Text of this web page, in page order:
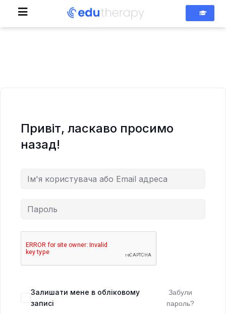
Привіт, ласкаво просимо
назад!
Залишати мене в обліковому
записі
Забули
пароль?